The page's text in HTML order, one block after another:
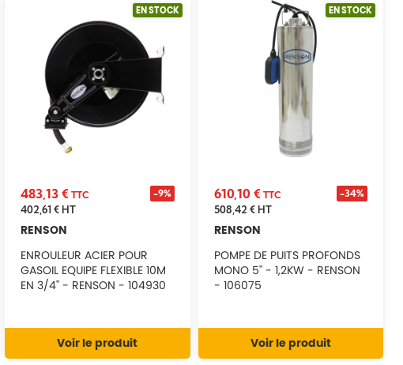
EN STOCK
483,13 € TTC -9%
402,61 €HT
RENSON
ENROULEUR ACIER POUR
GASOIL EQUIPE FLEXIBLE 10M
EN 3/4'' - RENSON - 104930
Voir le produit
EN STOCK
610,10 € TTC -34%
508,42 €HT
RENSON
POMPE DE PUITS PROFONDS
MONO 5'' - 1,2KW - RENSON
- 106075
Voir le produit